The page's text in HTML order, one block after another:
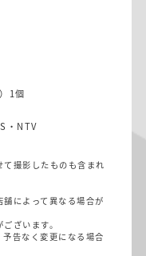
1個
・NTV
撮影したものも含まれ
によって異なる場合が
ざいます。
告なく変更になる場合